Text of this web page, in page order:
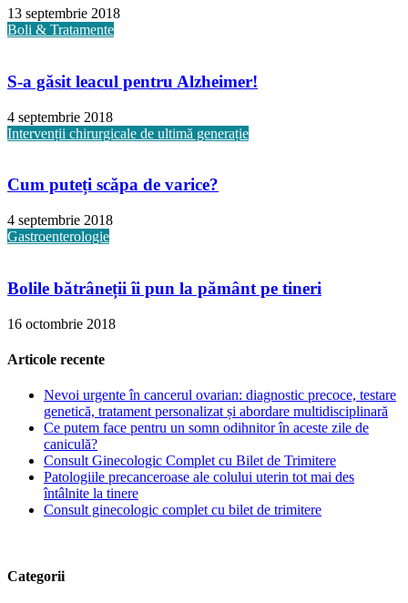
13 septembrie 2018
Boli & Tratamente
S-a găsit leacul pentru Alzheimer!
4 septembrie 2018
Intervenții chirurgicale de ultimă generație
Cum puteți scăpa de varice?
4 septembrie 2018
Gastroenterologie
Bolile bătrâneții îi pun la pământ pe tineri
16 octombrie 2018
Articole recente
Nevoi urgente în cancerul ovarian: diagnostic precoce, testare
genetică, tratament personalizat și abordare multidisciplinară
Ce putem face pentru un somn odihnitor în aceste zile de
caniculă?
Consult Ginecologic Complet cu Bilet de Trimitere
Patologiile precanceroase ale colului uterin tot mai des
întâlnite la tinere
Consult ginecologic complet cu bilet de trimitere
Categorii